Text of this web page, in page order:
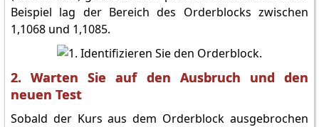
Beispiel lag der Bereich des Orderblocks zwischen
1,1068 und 1,1085.
2. Warten Sie auf den Ausbruch und den
neuen Test
Sobald der Kurs aus dem Orderblock ausgebrochen